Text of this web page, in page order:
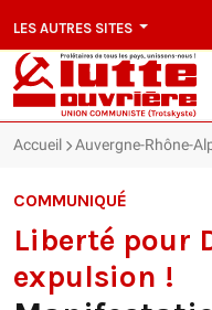
LES AUTRES SITES
Accueil Auvergne-Rhône-
COMMUNIQUÉ
Liberté pour
expulsion !